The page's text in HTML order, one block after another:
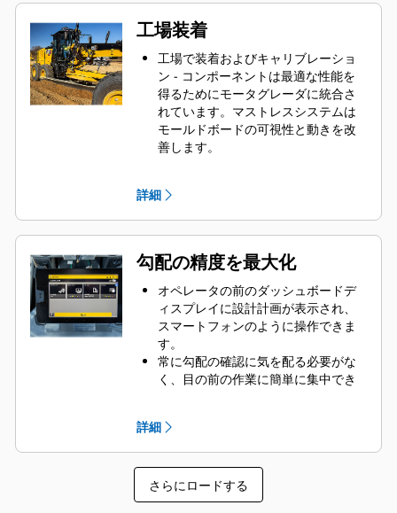
Cat GRADE with 3Dには2つの
GNSS（Global Navigation Satellite
System、全地球的航法衛星システ
ム）レシーバがあり、ブレードの動
きが設計に合わせて自動的に調整さ
れます。
工場装着
工場で装着およびキャリブレーショ
ン - コンポーネントは最適な性能を
得るためにモータグレーダに統合さ
れています。マストレスシステムは
モールドボードの可視性と動きを改
善します。
性を高めています。1日の終わりに取
り外すものはありません。
マストレス統合システムの準備作業
は最低限で、すぐに仕事に取りかか
れます。
詳細
勾配の精度を最大化
オペレータの前のダッシュボードデ
ィスプレイに設計計画が表示され、
スマートフォンのように操作できま
す。
常に勾配の確認に気を配る必要がな
く、目の前の作業に簡単に集中でき
ルボタンでシームレスに操作できま
す。
3Dグレードシステムでは車両の内蔵
センサが使用され、ブレードが自動
的に移動して勾配を目的の高さに維
詳細
さらにロードする